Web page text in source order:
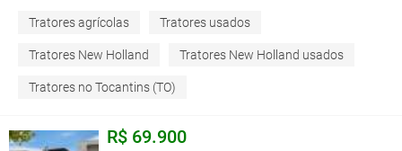
Tratores agrícolas Tratores usados
Tratores New Holland Tratores New Holland usados
Tratores no Tocantins (TO)
R$ 69.900